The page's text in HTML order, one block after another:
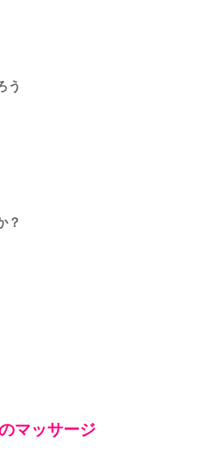
う
？
マッサージ